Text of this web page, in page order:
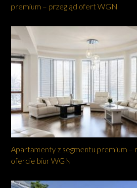
premium – przegląd ofert WGN
Apartamenty z segmentu premium –
ofercie biur WGN